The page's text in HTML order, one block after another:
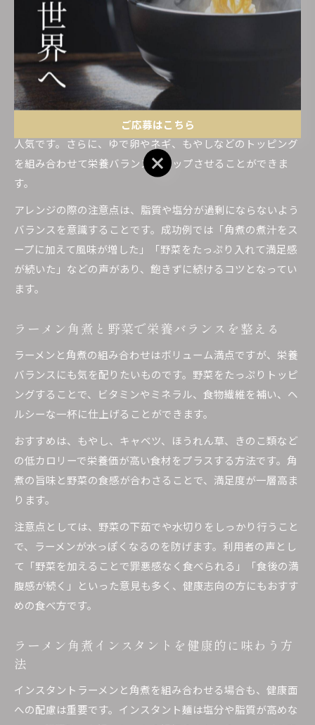
毎日でも飽きない角煮ラーメンアレンジ術
角煮ラーメンを毎日食べても飽きないためには、アレンジが
欠かせません。具材や味付け、トッピングを変えることで、
同じラーメンでも新鮮な気持ちで楽しめます。
例えば、角煮の煮汁をラーメンスープに活用してコクを出し
たり、角煮をほぐしてチャーシュー代わりに使うアレンジも
人気です。さらに、ゆで卵やネギ、もやしなどのトッピング
を組み合わせて栄養バランスもアップさせることができま
す。
アレンジの際の注意点は、脂質や塩分が過剰にならないよう
バランスを意識することです。成功例では「角煮の煮汁をス
ープに加えて風味が増した」「野菜をたっぷり入れて満足感
が続いた」などの声があり、飽きずに続けるコツとなってい
ます。
ラーメン角煮と野菜で栄養バランスを整える
ラーメンと角煮の組み合わせはボリューム満点ですが、栄養
バランスにも気を配りたいものです。野菜をたっぷりトッピ
ングすることで、ビタミンやミネラル、食物繊維を補い、ヘ
ルシーな一杯に仕上げることができます。
おすすめは、もやし、キャベツ、ほうれん草、きのこ類など
の低カロリーで栄養価が高い食材をプラスする方法です。角
煮の旨味と野菜の食感が合わさることで、満足度が一層高ま
ります。
注意点としては、野菜の下茹でや水切りをしっかり行うこと
で、ラーメンが水っぽくなるのを防げます。利用者の声とし
て「野菜を加えることで罪悪感なく食べられる」「食後の満
腹感が続く」といった意見も多く、健康志向の方にもおすす
めの食べ方です。
ラーメン角煮インスタントを健康的に味わう方
法
インスタントラーメンと角煮を組み合わせる場合も、健康面
への配慮は重要です。インスタント麺は塩分や脂質が高めな
ご応募はこちら
ご応募はこちら